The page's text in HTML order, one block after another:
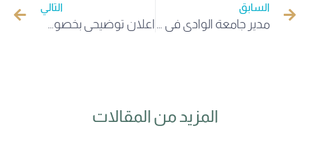
السابق التالي
اعلان توضيحي بخصوص مترشحي مسابقة استاذ مساعد 2025
المزيد من المقالات